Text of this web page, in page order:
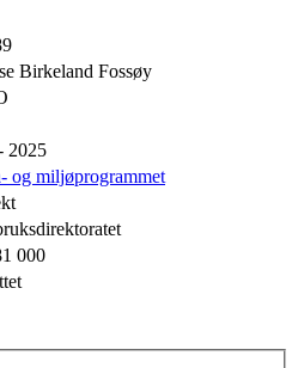
Birkeland Fossøy
2025
og miljøprogrammet
000